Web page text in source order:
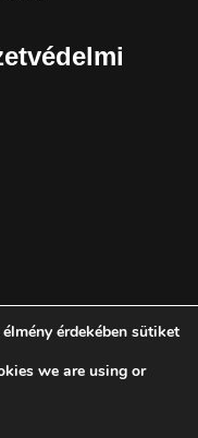
jog fenntartva.
érdekében sütiket
we are using or